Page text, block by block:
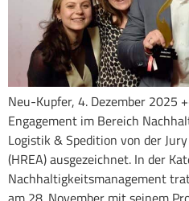
Neu-Kupfer, 4. Dezember 2025
Engagement im Bereich
Logistik & Spedition von der
(HREA) ausgezeichnet. In der
Nachhaltigkeitsmanagement